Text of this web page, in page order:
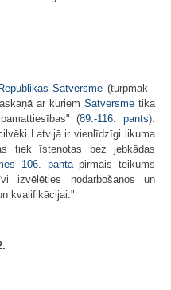
Satversmē (turpmāk -
ar kuriem Satversmetika
(89.-116. pants).
Latvijā ir vienlīdzīgi likuma
tiek īstenotas bez jebkādas
106. pantapirmais teikums
izvēlēties nodarbošanos un
kvalifikācijai."